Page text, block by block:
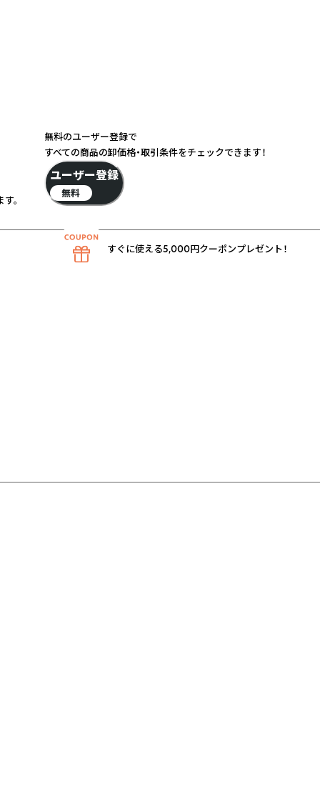
。
無料のユーザー登録で
すべての商品の卸価格・取引条件をチェックできます！
ユーザー登録
無料
すぐに使える5,000円クーポンプレゼント！